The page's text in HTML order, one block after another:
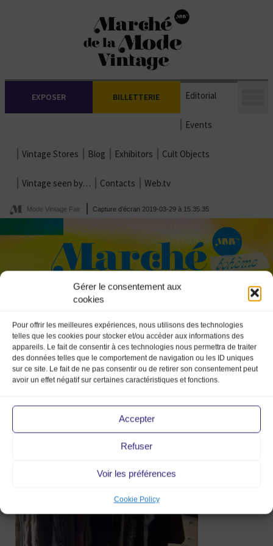
Gérer le consentement aux
cookies
Pour offrir les meilleures expériences, nous utilisons des technologies
telles que les cookies pour stocker et/ou accéder aux informations des
appareils. Le fait de consentir à ces technologies nous permettra de traiter
des données telles que le comportement de navigation ou les ID uniques
sur ce site. Le fait de ne pas consentir ou de retirer son consentement peut
avoir un effet négatif sur certaines caractéristiques et fonctions.
Accepter
Refuser
Voir les préférences
Cookie Policy
EXPOSER BILLETTERIE Editorial
Events
Vintage Stores Blog Exhibitors Cult Objects
Vintage seen by… Contacts Web.tv
Mode Vintage Fair Capture d’écran 2019-03-29 à 15.35.35
Capture d’écran
2019-03-29 à 15.35.35